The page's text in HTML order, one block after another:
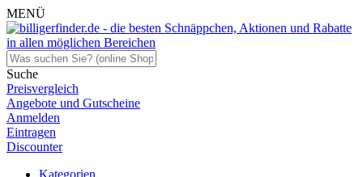
MENÜ
Suche
Preisvergleich
Angebote und Gutscheine
Anmelden
Eintragen
Discounter
Kategorien